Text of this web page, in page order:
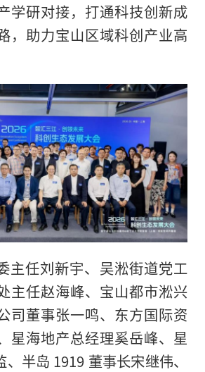
学研对接，打通科技创新成
，助力宝山区域科创产业高
主任刘新宇、吴淞街道党工
主任赵海峰、宝山都市淞兴
司董事张一鸣、东方国际资
星海地产总经理奚岳峰、星
半岛 1919 董事长宋继伟、